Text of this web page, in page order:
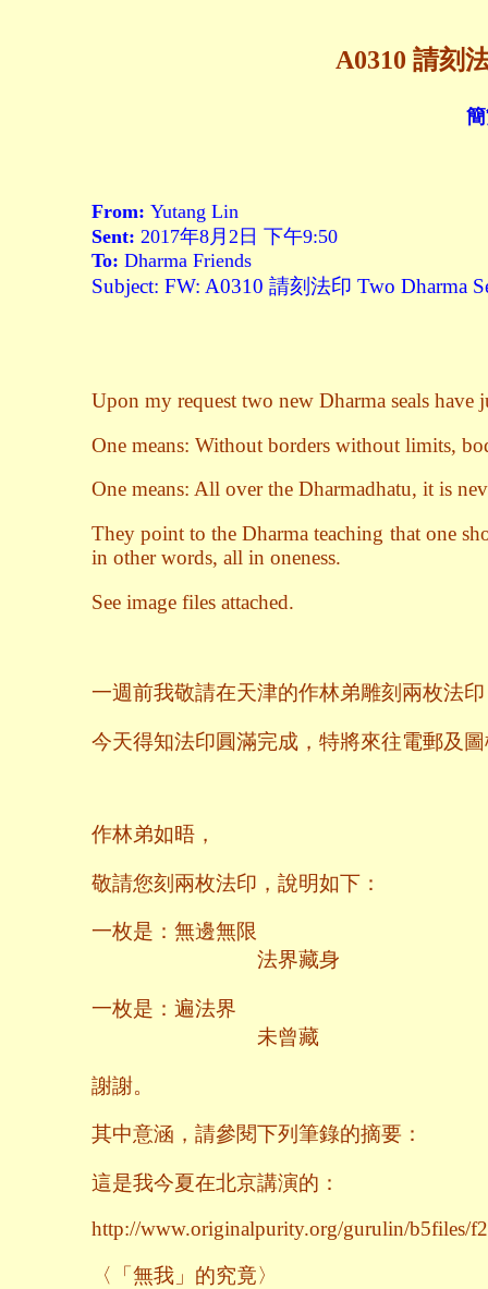
A0310 請刻
From: Yutang Lin
Sent: 2017年8月2日 下午9:50
To: Dharma Friends
Subject: FW: A0310 請刻法印 Two Dharma
Upon my request two new Dharma seals
One means: Without borders without limits,
One means: All over the Dharmadhatu, it is
They point to the Dharma teaching that one
in other words, all in oneness.
See image files attached.
一週前我敬請在天津的作林弟雕刻兩枚法
今天得知法印圓滿完成，特將來往電郵及
作林弟如晤，
敬請您刻兩枚法印，說明如下：
一枚是：無邊無限
法界藏身
一枚是：遍法界
未曾藏
謝謝。
其中意涵，請參閱下列筆錄的摘要：
這是我今夏在北京講演的：
http://www.originalpurity.org/gurulin/b5files/
〈「無我」的究竟〉